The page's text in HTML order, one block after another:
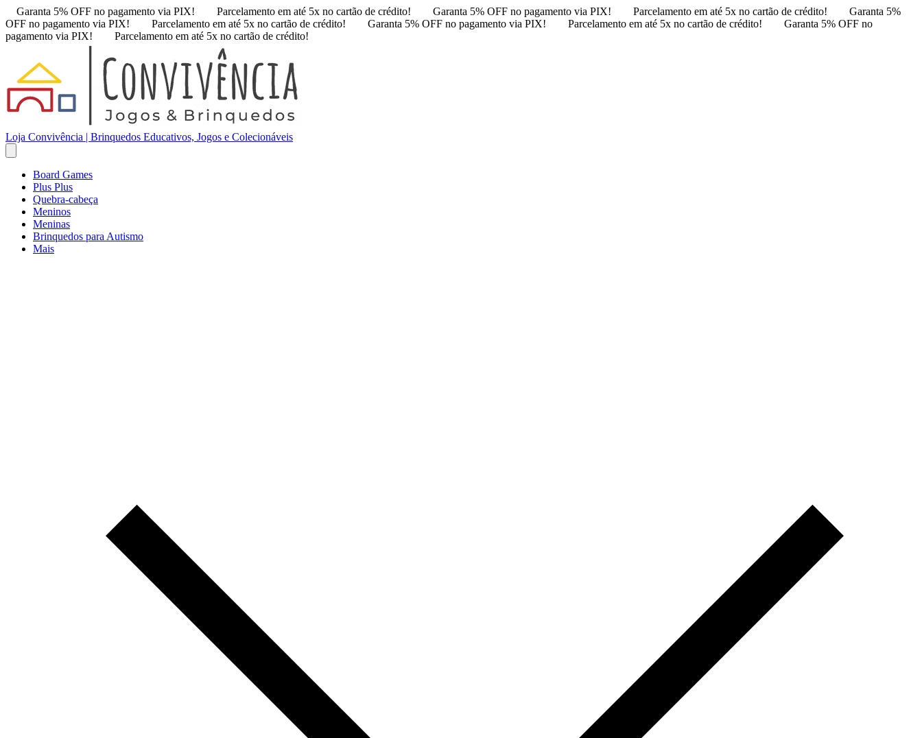
Garanta 5% OFF no pagamento via PIX! Parcelamento em até 5x no cartão de crédito! Garanta 5% OFF no pagamento via PIX! Parcelamento em até 5x no cartão de crédito!
Garanta 5%
OFF no pagamento via PIX!
Parcelamento em até 5x no cartão de crédito! Garanta 5% OFF no pagamento via PIX! Parcelamento em até 5x no cartão de crédito!
Garanta 5% OFF no
pagamento via PIX!
Parcelamento em até 5x no cartão de crédito!
Loja Convivência | Brinquedos Educativos, Jogos e Colecionáveis
Board Games
Plus Plus
Quebra-cabeça
Meninos
Meninas
Brinquedos para Autismo
Mais